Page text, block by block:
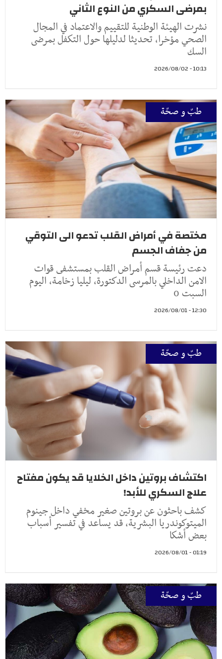
بمرضى السكري من النوع الثاني
نشرت الهيئة الوطنية للتقييم والاعتماد في المجال
الصحي مؤخرا، تحديثا لدليلها حول التكفل بمرضى
السك
10:13 - 2026/08/02
طبّ و صحّة
مختصة في أمراض القلب تدعو الى التوقي
من جفاف الجسم
دعت رئيسة قسم أمراض القلب بمستشفى قوات
الامن الداخلي بالمرسى الدكتورة، ليليا زخامة، اليوم
السبت 0
12:30 - 2026/08/01
طبّ و صحّة
اكتشاف بروتين داخل الخلايا قد يكون مفتاح
علاج السكري للأبد!
كشف باحثون عن بروتين صغير مخفي داخل جينوم
الميتوكوندريا البشرية، قد يساعد في تفسير أسباب
بعض أشكا
01:19 - 2026/08/01
طبّ و صحّة